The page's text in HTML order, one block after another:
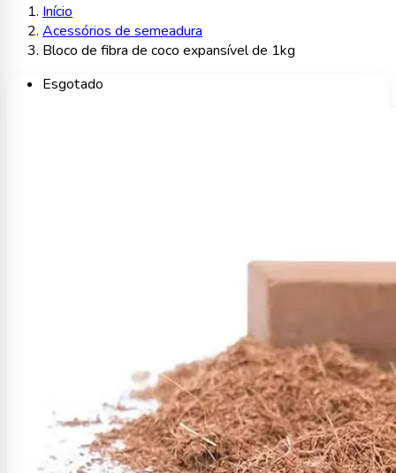
Início
Acessórios de semeadura
Bloco de fibra de coco expansível de 1kg
Esgotado